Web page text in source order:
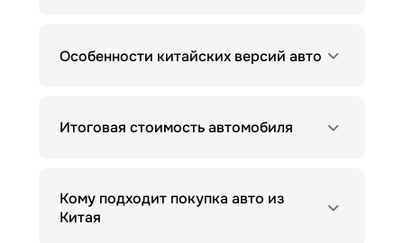
Особенности китайских версий авто
Итоговая стоимость автомобиля
Кому подходит покупка авто из
Китая